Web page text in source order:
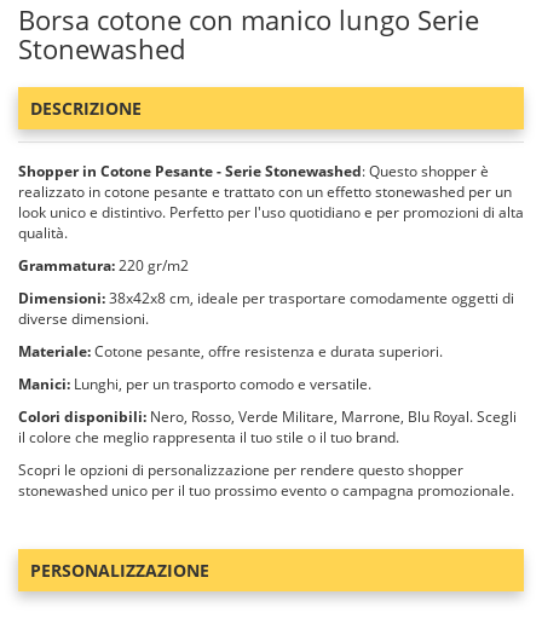
Borsa cotone con manico lungo Serie
Stonewashed
DESCRIZIONE
Shopper in Cotone Pesante - Serie Stonewashed: Questo shopper è
realizzato in cotone pesante e trattato con un effetto stonewashed per un
look unico e distintivo. Perfetto per l'uso quotidiano e per promozioni di alta
qualità.
Grammatura:220 gr/m2
Dimensioni:38x42x8 cm, ideale per trasportare comodamente oggetti di
diverse dimensioni.
Materiale:Cotone pesante, offre resistenza e durata superiori.
Manici: Lunghi, per un trasporto comodo e versatile.
Colori disponibili: Nero, Rosso, Verde Militare, Marrone, Blu Royal. Scegli
il colore che meglio rappresenta il tuo stile o il tuo brand.
Scopri le opzioni di personalizzazione per rendere questo shopper
stonewashed unico per il tuo prossimo evento o campagna promozionale.
PERSONALIZZAZIONE